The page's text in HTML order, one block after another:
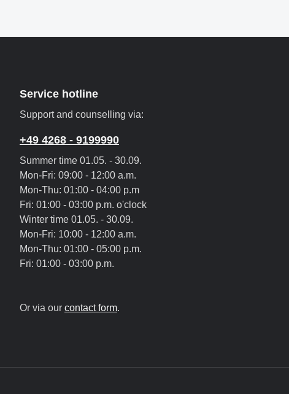
Service hotline
Support and counselling via:
+49 4268 - 9199990
Summer time 01.05. - 30.09.
Mon-Fri: 09:00 - 12:00 a.m.
Mon-Thu: 01:00 - 04:00 p.m
Fri: 01:00 - 03:00 p.m. o'clock
Winter time 01.05. - 30.09.
Mon-Fri: 10:00 - 12:00 a.m.
Mon-Thu: 01:00 - 05:00 p.m.
Fri: 01:00 - 03:00 p.m.
Or via our contact form.